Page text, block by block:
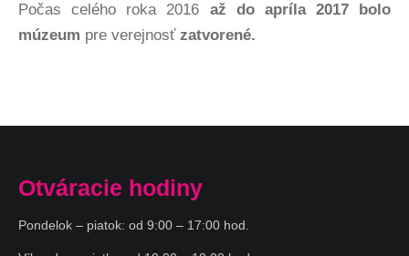
Počas celého roka 2016 až do apríla 2017 bolo
múzeum pre verejnosťzatvorené.
Otváracie hodiny
Pondelok – piatok: od 9:00 – 17:00 hod.